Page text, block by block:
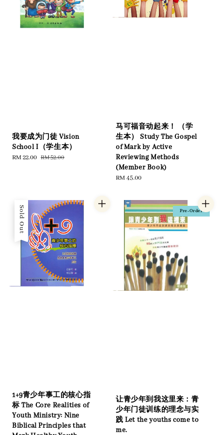
我要成为门徒 Vision
School I（学生本）
Sale
RM 22.00 Regular
RM 52.00
马可福音动起来！ （学
生本） Study The Gospel
of Mark by Active
Reviewing Methods
(Member Book)
Regular
RM 45.00
Sold Out
1+9青少年事工的核心指
标 The Core Realities of
Youth Ministry: Nine
Biblical Principles that
Pre-Order
让青少年到我这里来：青
少年门徒训练的理念与实
践 Let the youths come to
me.